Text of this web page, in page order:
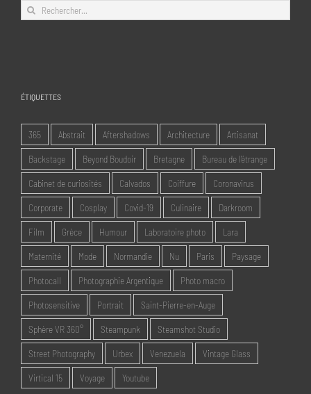
Rechercher:
ÉTIQUETTES
365 Abstrait Aftershadows Architecture Artisanat
Backstage Beyond Boudoir Bretagne Bureau de l'étrange
Cabinet de curiosités Calvados Coiffure Coronavirus
Corporate Cosplay Covid-19 Culinaire Darkroom
Film Grèce Humour Laboratoire photo Lara
Maternité Mode Normandie Nu Paris Paysage
Photocall Photographie Argentique Photo macro
Photosensitive Portrait Saint-Pierre-en-Auge
Sphère VR 360° Steampunk Steamshot Studio
Street Photography Urbex Venezuela Vintage Glass
Virtical 15 Voyage Youtube